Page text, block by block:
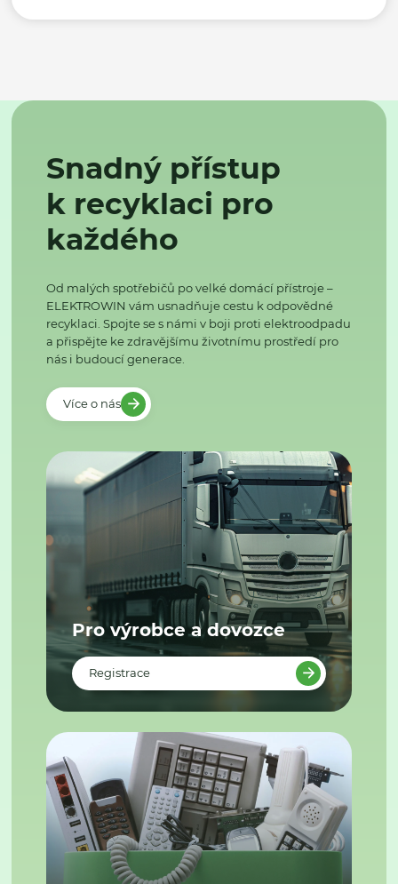
Snadný přístup
k recyklaci pro
každého
Od malých spotřebičů po velké domácí přístroje –
ELEKTROWIN vám usnadňuje cestu k odpovědné
recyklaci. Spojte se s námi v boji proti elektroodpadu
a přispějte ke zdravějšímu životnímu prostředí pro
nás i budoucí generace.
Více o nás
Pro výrobce a dovozce
Registrace